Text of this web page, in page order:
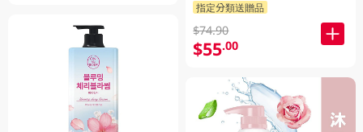
指定分類送贈品
$74.90
$55.00